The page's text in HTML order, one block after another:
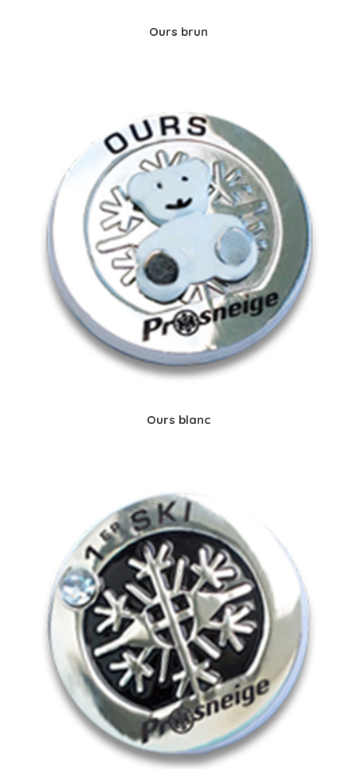
Ours brun
Ours blanc